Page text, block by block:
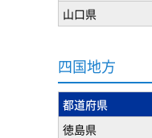
山口県
四国地方
都道府県
徳島県